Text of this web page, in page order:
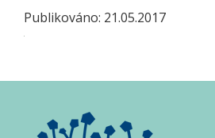
Publikováno: 21.05.2017